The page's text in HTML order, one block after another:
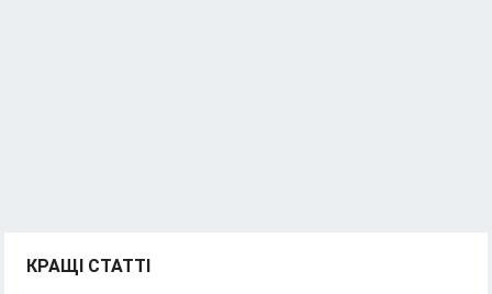
КРАЩІ СТАТТІ